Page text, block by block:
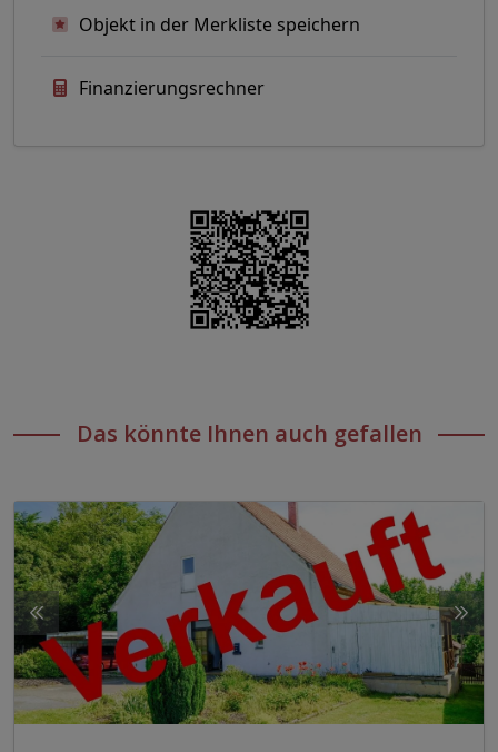
Objekt in der Merkliste speichern
Finanzierungsrechner
Das könnte Ihnen auch gefallen